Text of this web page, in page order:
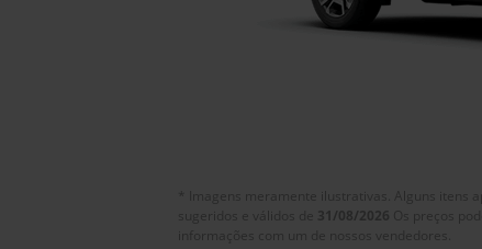
* Imagens meramente ilustrativas. Alguns itens
sugeridos e válidos de
31/08/2026